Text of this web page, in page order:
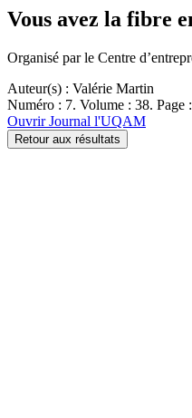
Vous avez la fibre
Organisé par le Centre
Auteur(s) : Valérie Martin
Numéro : 7. Volume : 38. Page
Ouvrir Journal l'UQAM
Retour aux résultats